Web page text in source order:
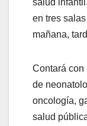
en tres
mañana,
Contará con
de
oncología,
salud